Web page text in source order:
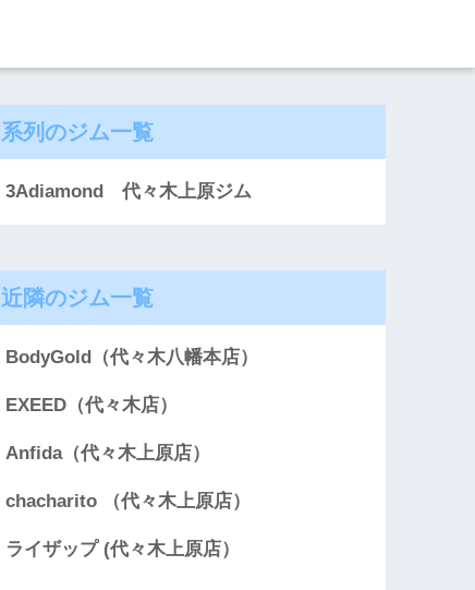
系列のジム一覧
3Adiamond 代々木上原ジム
近隣のジム一覧
BodyGold（代々木八幡本店）
EXEED（代々木店）
Anfida（代々木上原店）
chacharito （代々木上原店）
ライザップ (代々木上原店）